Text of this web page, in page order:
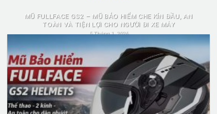
MŨ FULLFACE GS2 – MŨ BẢO HIỂM CHE KÍN ĐẦU, AN
TOÀN VÀ TIỆN LỢI CHO NGƯỜI ĐI XE MÁY
5 Tháng 1, 2026
Mũ fullface GS2 là dòng mũ bảo hiểm fullface được nhiều người
lựa chọn nhờ...